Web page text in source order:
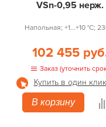
VSn-0,95 нерж.
Напольная; +1...+10 °С;
102 455
Заказ (уточнить
Купить в один клик
В корзину